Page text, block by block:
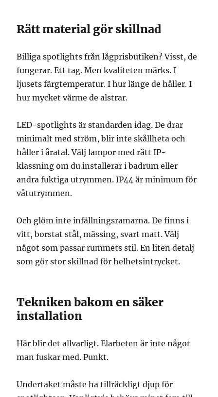
Rätt material gör skillnad
Billiga spotlights från lågprisbutiken? Visst, de
fungerar. Ett tag. Men kvaliteten märks. I
ljusets färgtemperatur. I hur länge de håller. I
hur mycket värme de alstrar.
LED-spotlights är standarden idag. De drar
minimalt med ström, blir inte skållheta och
håller i åratal. Välj lampor med rätt IP-
klassning om du installerar i badrum eller
andra fuktiga utrymmen. IP44 är minimum för
våtutrymmen.
Och glöm inte infällningsramarna. De finns i
vitt, borstat stål, mässing, svart matt. Välj
något som passar rummets stil. En liten detalj
som gör stor skillnad för helhetsintrycket.
Tekniken bakom en säker
installation
Här blir det allvarligt. Elarbeten är inte något
man fuskar med. Punkt.
Undertaket måste ha tillräckligt djup för